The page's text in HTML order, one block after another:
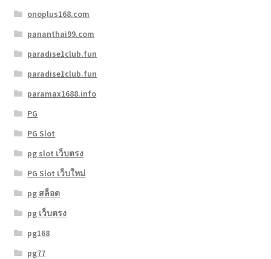
onoplus168.com
pananthai99.com
paradise1club.fun
paradise1club.fun
paramax1688.info
PG
PG Slot
pg slot เว็บตรง
PG Slot เว็บใหม่
pg สล็อต
pg เว็บตรง
pg168
pg77